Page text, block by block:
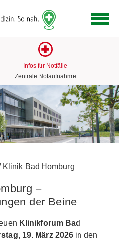
Link
zur
Startseite
Infos für Notfälle
Zentrale Notaufnahme
Klinik Bad Homburg
–
der Beine
Klinikforum Bad
19. März 2026 in den